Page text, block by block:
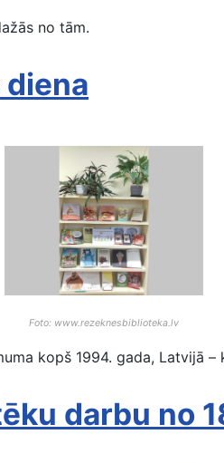
no tām.
Foto: www.rezeknesbiblioteka.lv
kopš 1994. gada, Latvijā –
darbu no